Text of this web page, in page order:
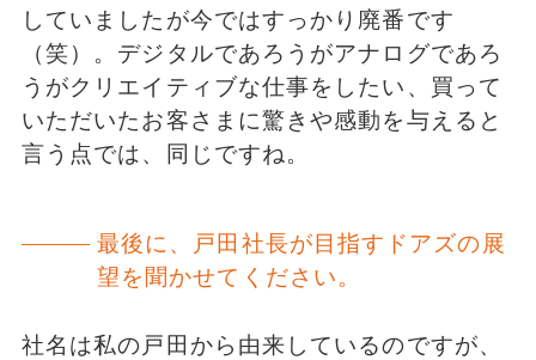
していましたが今ではすっかり廃番です
（笑）。デジタルであろうがアナログであろ
うがクリエイティブな仕事をしたい、買って
いただいたお客さまに驚きや感動を与えると
言う点では、同じですね。
最後に、戸田社長が目指すドアズの展
望を聞かせてください。
社名は私の戸田から由来しているのですが、